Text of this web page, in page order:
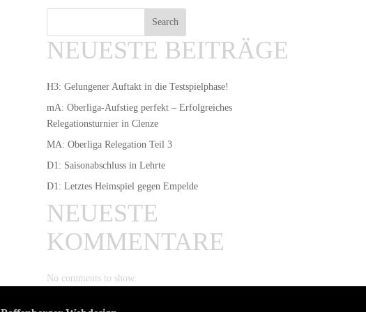
Search
NEUESTE BEITRÄGE
H3: Gelungener Auftakt in die Testspielphase!
mA: Oberliga-Aufstieg perfekt – Erfolgreiches
Relegationsturnier in Clenze
MA: Oberliga Relegation Teil 3
D1: Saisonabschluss in Lehrte
D1: Letztes Heimspiel gegen Empelde
NEUESTE
KOMMENTARE
No comments to show.